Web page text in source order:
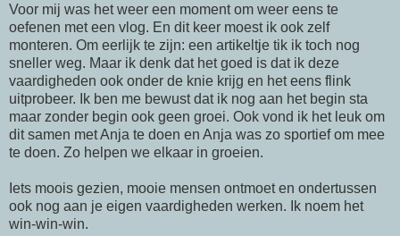
Voor mij was het weer een moment om weer eens te
oefenen met een vlog. En dit keer moest ik ook zelf
monteren. Om eerlijk te zijn: een artikeltje tik ik toch nog
sneller weg. Maar ik denk dat het goed is dat ik deze
vaardigheden ook onder de knie krijg en het eens flink
uitprobeer. Ik ben me bewust dat ik nog aan het begin sta
maar zonder begin ook geen groei. Ook vond ik het leuk om
dit samen met Anja te doen en Anja was zo sportief om mee
te doen. Zo helpen we elkaar in groeien.
Iets moois gezien, mooie mensen ontmoet en ondertussen
ook nog aan je eigen vaardigheden werken. Ik noem het
win-win-win.